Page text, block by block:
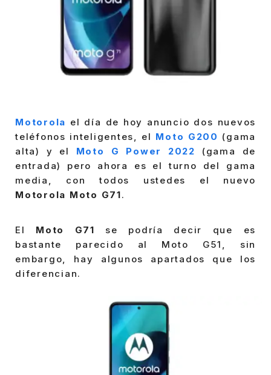
Motorola el día de hoy anuncio dos nuevos
teléfonos inteligentes, el Moto G200 (gama
alta) y el Moto G Power 2022
(gama de
entrada) pero ahora es el turno del gama
media, con todos ustedes el nuevo
Motorola Moto G71.
El Moto G71 se podría decir que es
bastante parecido al Moto G51, sin
embargo, hay algunos apartados que los
diferencian.